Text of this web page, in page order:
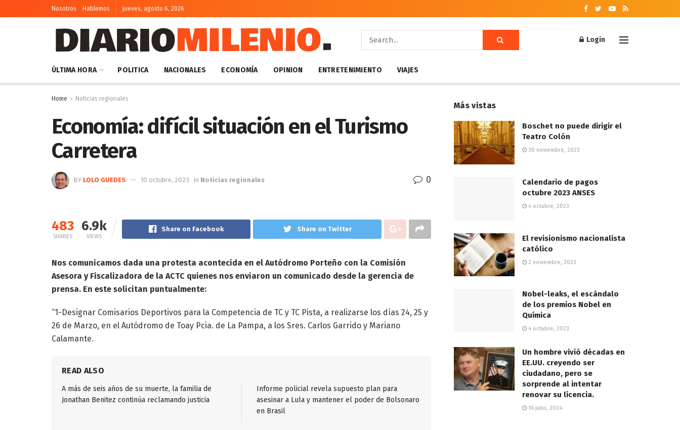
Nosotros Hablemos jueves, agosto 6, 2026
Login
ÚLTIMA HORA POLITICA NACIONALES ECONOMÍA OPINION ENTRETENIMIENTO VIAJES
Home Noticias regionales
Economía: difícil situación en el Turismo
Carretera
BY LOLO GUEDES 10 octubre, 2023 in Noticias regionales 0
483
SHARES
6.9k
VIEWS
Share on Facebook Share on Twitter
Nos comunicamos dada una protesta acontecida en el Autódromo Porteño con la Comisión
Asesora y Fiscalizadora de la ACTC quienes nos enviaron un comunicado desde la gerencia de
prensa. En este solicitan puntualmente:
“1-Designar Comisarios Deportivos para la Competencia de TC y TC Pista, a realizarse los días 24, 25 y
26 de Marzo, en el Autódromo de Toay Pcia. de La Pampa, a los Sres. Carlos Garrido y Mariano
Calamante.
READ ALSO
A más de seis años de su muerte, la familia de
Jonathan Benitez continúa reclamando justicia
Informe policial revela supuesto plan para
asesinar a Lula y mantener el poder de Bolsonaro
en Brasil
Más vistas
Boschet no puede dirigir el
Teatro Colón
30 noviembre, 2023
Calendario de pagos
octubre 2023 ANSES
4 octubre, 2023
El revisionismo nacionalista
católico
2 noviembre, 2023
Nobel-leaks, el escándalo
de los premios Nobel en
Química
4 octubre, 2023
Un hombre vivió décadas en
EE.UU. creyendo ser
ciudadano, pero se
sorprende al intentar
renovar su licencia.
16 julio, 2024